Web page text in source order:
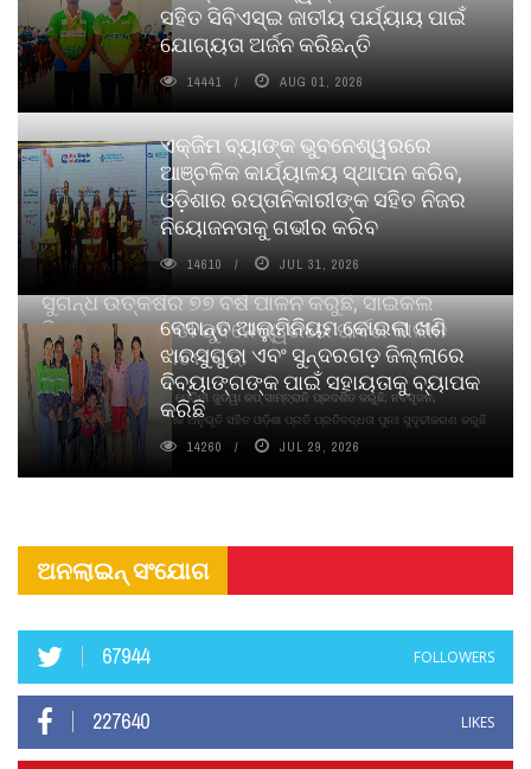
ସୁଗନ୍ଧ ଉତ୍କର୍ଷର ୭୭ ବର୍ଷ ପାଳନ କରୁଛି, ସାଇକଲ
ପିୟୋର୍‌ ଅଗରବତୀ ଭୁବନେଶ୍ୱରରେ ପାର୍ବଣ କାଳୀନ
ନବସୃଜନ ଉନ୍ମୋଚନ କଲା
ବାଉଁଶ ବିହୀନ କଠିନ ଧୂପ ଏବଂ ମେଦିନୀ ଜୁଡୱା କପ୍‌ ସାମ୍ବ୍ରାନି ପ୍ରଦର୍ଶିତ କରୁଛି; ନବସୃଜନ,
ଦୀର୍ଘସ୍ଥାୟିତା ଏବଂ ଆଧ୍ୟାତ୍ମିକ ଅନୁଭୂତି ସହିତ ଓଡ଼ିଶା ପ୍ରତି ପ୍ରତିବଦ୍ଧତା ପୁନଃ ସୁଦୃଢୀକରଣ କରୁଛି
ସହିତ ସିବିଏସ୍ଇ ଜାତୀୟ ପର୍ଯ୍ୟାୟ ପାଇଁ
ଯୋଗ୍ୟତା ଅର୍ଜନ କରିଛନ୍ତି
14441 AUG 01, 2026
ଏକ୍ଜିମ ବ୍ୟାଙ୍କ ଭୁବନେଶ୍ୱରରେ
ଆଞ୍ଚଳିକ କାର୍ଯ୍ୟାଳୟ ସ୍ଥାପନ କରିବ,
ଓଡ଼ିଶାର ରପ୍ତାନିକାରୀଙ୍କ ସହିତ ନିଜର
ନିୟୋଜନତାକୁ ଗଭୀର କରିବ
14610 JUL 31, 2026
ବେଦାନ୍ତ ଆଲୁମିନିୟମ କୋଇଲା ଖଣି
ଝାରସୁଗୁଡା ଏବଂ ସୁନ୍ଦରଗଡ଼ ଜିଲ୍ଲାରେ
ଦିବ୍ୟାଙ୍ଗଙ୍କ ପାଇଁ ସହାୟତାକୁ ବ୍ୟାପକ
କରିଛି
14260 JUL 29, 2026
ଅନଲାଇନ୍ ସଂଯୋଗ
67944 FOLLOWERS
227640 LIKES